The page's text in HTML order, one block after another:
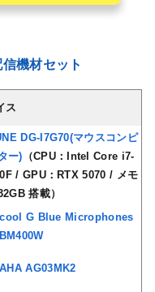
機材セット
ス
DG-I7G70(マウスコンピ
ー) （CPU：Intel Core i7-
/ GPU：RTX 5070 / メモ
搭載）
G Blue Microphones
AG03MK2